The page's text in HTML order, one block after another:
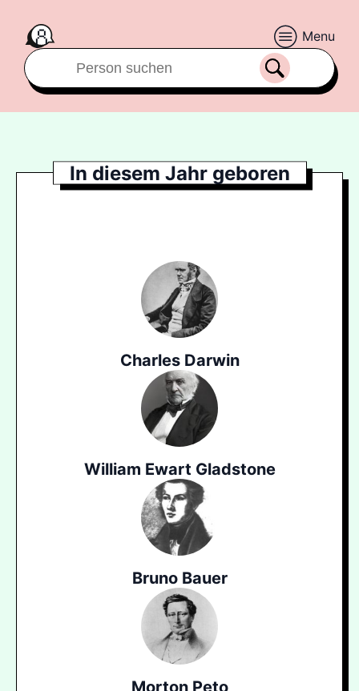
Menu
In diesem Jahr geboren
Charles Darwin
William Ewart Gladstone
Bruno Bauer
Morton Peto